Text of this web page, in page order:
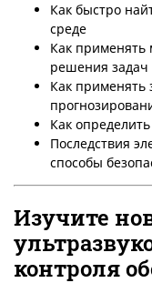
Как быстро
среде
Как применять
решения задач
Как применять
Как
Последствия
способы
Изучите
контроля